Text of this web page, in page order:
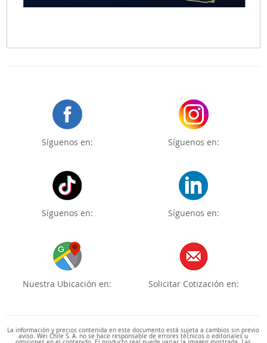
Síguenos en: Síguenos en:
Síguenos en: Síguenos en:
Nuestra Ubicación en: Solicitar Cotización en:
La información y precios contenida en este documento está sujeta a cambios sin previo
aviso. Wei Chile S. A. no se hace responsable de errores técnicos o editoriales u